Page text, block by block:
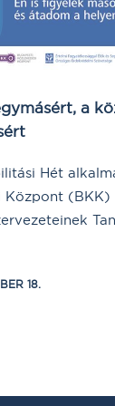
a
Hét
Központ
18.